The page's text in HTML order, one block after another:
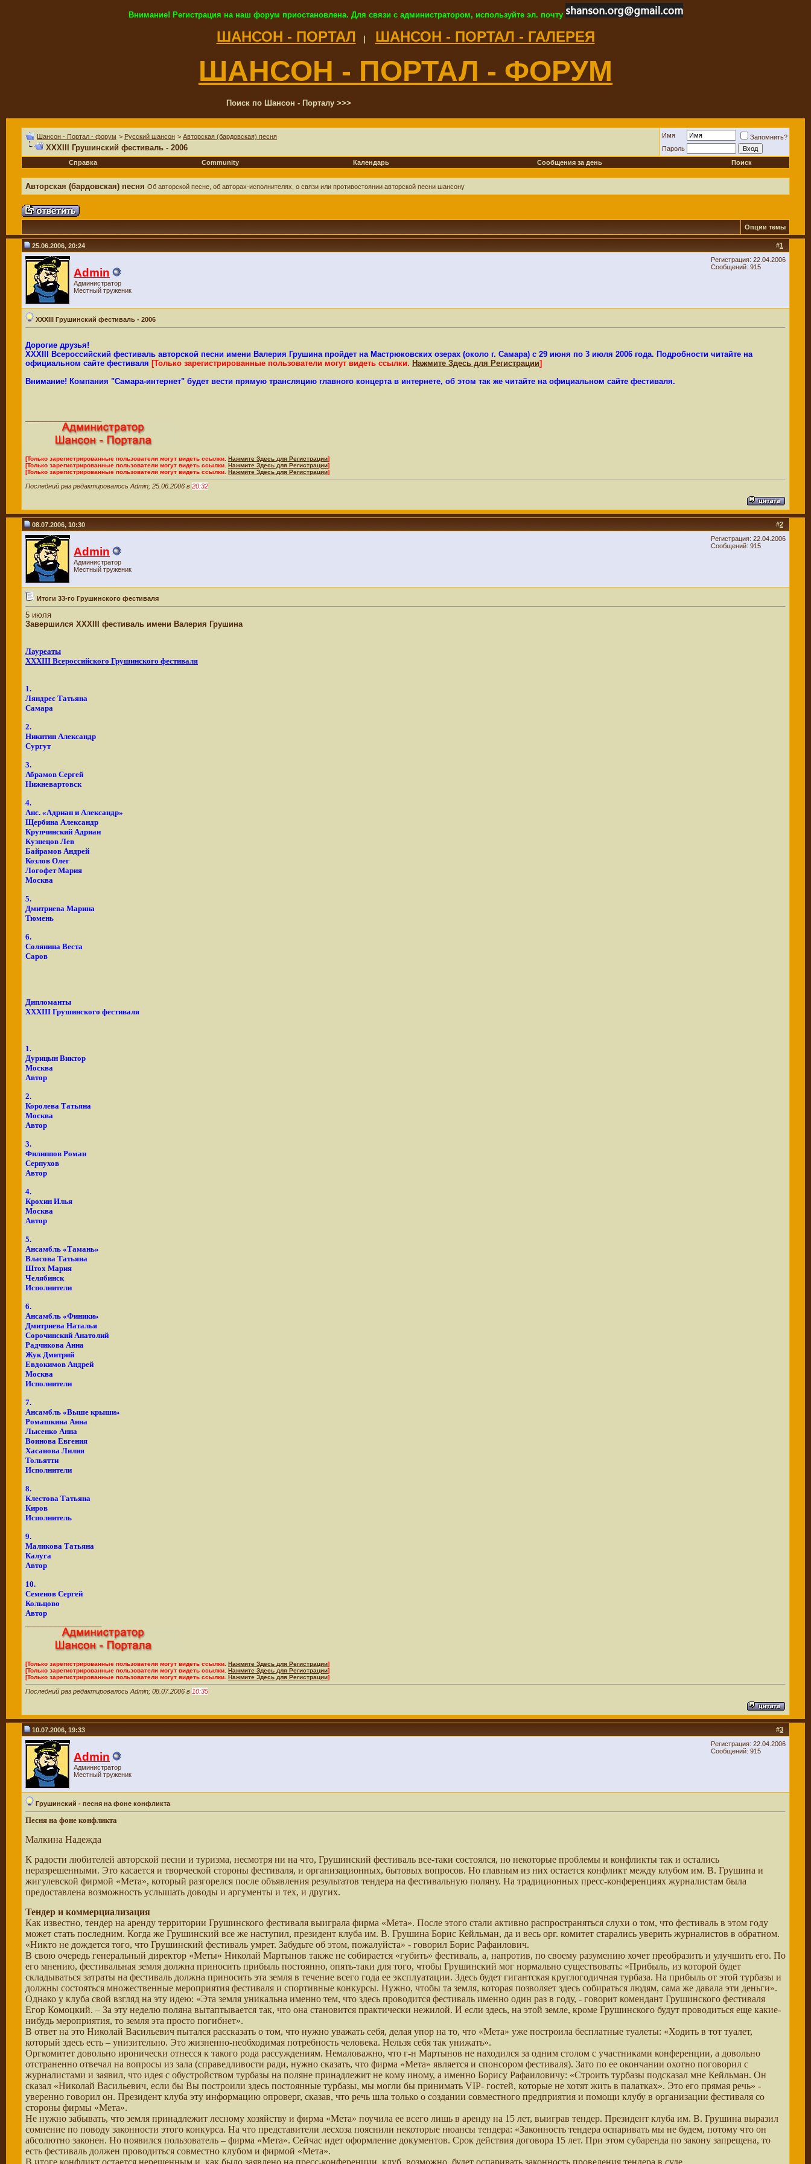
Внимание! Регистрация на наш форум приостановлена. Для связи с администратором, используйте эл. почту
ШАНСОН - ПОРТАЛ ШАНСОН - ПОРТАЛ - ГАЛЕРЕЯ
ШАНСОН - ПОРТАЛ - ФОРУМ
Поиск по Шансон - Порталу >>>
Шансон - Портал - форум > Русский шансон > Авторская (бардовская) песня
XXXIII Грушинский фестиваль - 2006
Имя
Запомнить?
Пароль
Справка
Community Календарь Сообщения за день Поиск
Авторская (бардовская) песня Об авторской песне, об авторах-исполнителях, о связи или противостоянии авторской песни шансону
Опции темы
#1
25.06.2006, 20:24
Admin
Администратор
Местный труженик
Регистрация: 22.04.2006
Сообщений: 915
XXXIII Грушинский фестиваль - 2006
Дорогие друзья!
XXXIII Всероссийский фестиваль авторской песни имени Валерия Грушина пройдет на Мастрюковских озерах (около г. Самара) с 29 июня по 3 июля 2006 года. Подробности читайте на
официальном сайте фестиваля [Только зарегистрированные пользователи могут видеть ссылки. Нажмите Здесь для Регистрации]
Внимание! Компания "Самара-интернет" будет вести прямую трансляцию главного концерта в интернете, об этом так же читайте на официальном сайте фестиваля.
[Только зарегистрированные пользователи могут видеть ссылки. Нажмите Здесь для Регистрации]
[Только зарегистрированные пользователи могут видеть ссылки. Нажмите Здесь для Регистрации]
[Только зарегистрированные пользователи могут видеть ссылки. Нажмите Здесь для Регистрации]
Последний раз редактировалось Admin; 25.06.2006 в 20:32
#2
08.07.2006, 10:30
Admin
Администратор
Местный труженик
Регистрация: 22.04.2006
Сообщений: 915
Итоги 33-го Грушинского фестиваля
5 июля
Завершился XXXIII фестиваль имени Валерия Грушина
Лауреаты
XXXIII Всероссийского Грушинского фестиваля
1.
Ляндрес Татьяна
Самара
2.
Никитин Александр
Сургут
3.
Абрамов Сергей
Нижневартовск
4.
Анс. «Адриан и Александр»
Щербина Александр
Крупчинский Адриан
Кузнецов Лев
Байрамов Андрей
Козлов Олег
Логофет Мария
Москва
5.
Дмитриева Марина
Тюмень
6.
Солянина Веста
Саров
Дипломанты
XXXIII Грушинского фестиваля
1.
Дурицын Виктор
Москва
Автор
2.
Королева Татьяна
Москва
Автор
3.
Филиппов Роман
Серпухов
Автор
4.
Крохин Илья
Москва
Автор
5.
Ансамбль «Тамань»
Власова Татьяна
Штох Мария
Челябинск
Исполнители
6.
Ансамбль «Финики»
Дмитриева Наталья
Сорочинский Анатолий
Радчикова Анна
Жук Дмитрий
Евдокимов Андрей
Москва
Исполнители
7.
Ансамбль «Выше крыши»
Ромашкина Анна
Лысенко Анна
Воинова Евгения
Хасанова Лилия
Тольятти
Исполнители
8.
Клестова Татьяна
Киров
Исполнитель
9.
Маликова Татьяна
Калуга
Автор
10.
Семенов Сергей
Кольцово
Автор
[Только зарегистрированные пользователи могут видеть ссылки. Нажмите Здесь для Регистрации]
[Только зарегистрированные пользователи могут видеть ссылки. Нажмите Здесь для Регистрации]
[Только зарегистрированные пользователи могут видеть ссылки. Нажмите Здесь для Регистрации]
Последний раз редактировалось Admin; 08.07.2006 в 10:35
#3
10.07.2006, 19:33
Admin
Администратор
Местный труженик
Регистрация: 22.04.2006
Сообщений: 915
Грушинский - песня на фоне конфликта
Песня на фоне конфликта
Малкина Надежда
К радости любителей авторской песни и туризма, несмотря ни на что, Грушинский фестиваль все-таки состоялся, но некоторые проблемы и конфликты так и остались
неразрешенными. Это касается и творческой стороны фестиваля, и организационных, бытовых вопросов. Но главным из них остается конфликт между клубом им. В. Грушина и
жигулевской фирмой «Мета», который разгорелся после объявления результатов тендера на фестивальную поляну. На традиционных пресс-конференциях журналистам была
предоставлена возможность услышать доводы и аргументы и тех, и других.
Тендер и коммерциализация
Как известно, тендер на аренду территории Грушинского фестиваля выиграла фирма «Мета». После этого стали активно распространяться слухи о том, что фестиваль в этом году
может стать последним. Когда же Грушинский все же наступил, президент клуба им. В. Грушина Борис Кейльман, да и весь орг. комитет старались уверить журналистов в обратном.
«Никто не дождется того, что Грушинский фестиваль умрет. Забудьте об этом, пожалуйста» - говорил Борис Рафаилович.
В свою очередь генеральный директор «Меты» Николай Мартынов также не собирается «губить» фестиваль, а, напротив, по своему разумению хочет преобразить и улучшить его. По
его мнению, фестивальная земля должна приносить прибыль постоянно, опять-таки для того, чтобы Грушинский мог нормально существовать: «Прибыль, из которой будет
складываться затраты на фестиваль должна приносить эта земля в течение всего года ее эксплуатации. Здесь будет гигантская круглогодичная турбаза. На прибыль от этой турбазы и
должны состояться множественные мероприятия фестиваля и спортивные конкурсы. Нужно, чтобы та земля, которая позволяет здесь собираться людям, сама же давала эти деньги».
Однако у клуба свой взгляд на эту идею: «Эта земля уникальна именно тем, что здесь проводится фестиваль именно один раз в году, - говорит комендант Грушинского фестиваля
Егор Комоцкий. – За эту неделю поляна вытаптывается так, что она становится практически нежилой. И если здесь, на этой земле, кроме Грушинского будут проводиться еще какие-
нибудь мероприятия, то земля эта просто погибнет».
В ответ на это Николай Васильевич пытался рассказать о том, что нужно уважать себя, делая упор на то, что «Мета» уже построила бесплатные туалеты: «Ходить в тот туалет,
который здесь есть – унизительно. Это жизненно-необходимая потребность человека. Нельзя себя так унижать».
Оргкомитет довольно иронически отнесся к такого рода рассуждениям. Немаловажно, что г-н Мартынов не находился за одним столом с участниками конференции, а довольно
отстраненно отвечал на вопросы из зала (справедливости ради, нужно сказать, что фирма «Мета» является и спонсором фестиваля). Зато по ее окончании охотно поговорил с
журналистами и заявил, что идея с обустройством турбазы на поляне принадлежит не кому иному, а именно Борису Рафаиловичу: «Строить турбазы подсказал мне Кейльман. Он
сказал «Николай Васильевич, если бы Вы построили здесь постоянные турбазы, мы могли бы принимать VIP- гостей, которые не хотят жить в палатках». Это его прямая речь» -
уверенно говорил он. Президент клуба эту информацию опроверг, сказав, что речь шла только о создании совместного предприятия и помощи клубу в организации фестиваля со
стороны фирмы «Мета».
Не нужно забывать, что земля принадлежит лесному хозяйству и фирма «Мета» поучила ее всего лишь в аренду на 15 лет, выиграв тендер. Президент клуба им. В. Грушина выразил
сомнение по поводу законности этого конкурса. На что представители лесхоза пояснили некоторые нюансы тендера: «Законность тендера оспаривать мы не будем, потому что он
абсолютно законен. Но появился пользователь – фирма «Мета». Сейчас идет оформление документов. Срок действия договора 15 лет. При этом субаренда по закону запрещена, то
есть фестиваль должен проводиться совместно клубом и фирмой «Мета».